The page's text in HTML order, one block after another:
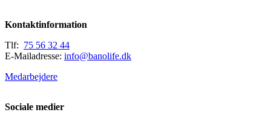
Kontaktinformation
Tlf: 75 56 32 44
E-Mailadresse: info@banolife.dk
Medarbejdere
Sociale medier